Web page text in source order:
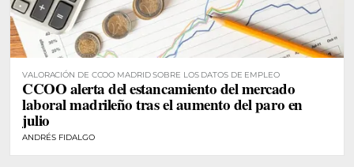
VALORACIÓN DE CCOO MADRID SOBRE LOS DATOS DE EMPLEO
CCOO alerta del estancamiento del mercado
laboral madrileño tras el aumento del paro en
julio
ANDRÉS FIDALGO